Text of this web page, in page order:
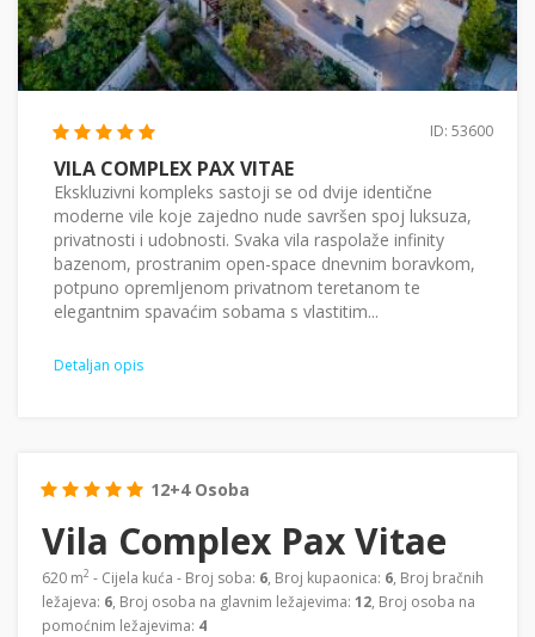
ID: 53600
VILA COMPLEX PAX VITAE
Ekskluzivni kompleks sastoji se od dvije identične
moderne vile koje zajedno nude savršen spoj luksuza,
privatnosti i udobnosti. Svaka vila raspolaže infinity
bazenom, prostranim open-space dnevnim boravkom,
potpuno opremljenom privatnom teretanom te
elegantnim spavaćim sobama s vlastitim...
Detaljan opis
12+4 Osoba
Vila Complex Pax Vitae
620 m2 - Cijela kuća - Broj soba: 6, Broj kupaonica: 6, Broj bračnih
ležajeva: 6, Broj osoba na glavnim ležajevima: 12, Broj osoba na
pomoćnim ležajevima: 4